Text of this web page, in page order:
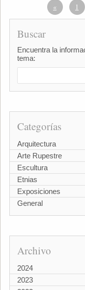
« 1
Buscar
Encuentra la
tema:
Categorías
Arquitectura
Arte Rupestre
Escultura
Etnias
Exposiciones
General
Archivo
2024
2023